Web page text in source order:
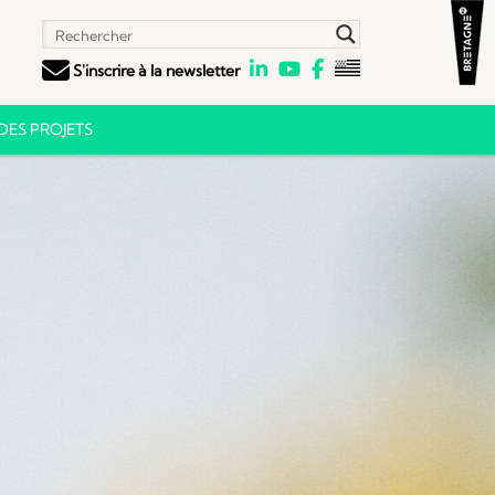
S'inscrire à la newsletter
PROJETS